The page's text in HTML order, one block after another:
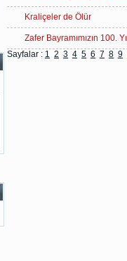
Kraliçeler de Ölür
Zafer Bayramımızın 100.
Sayfalar : 1 2 3 4 5 6 7 8 9